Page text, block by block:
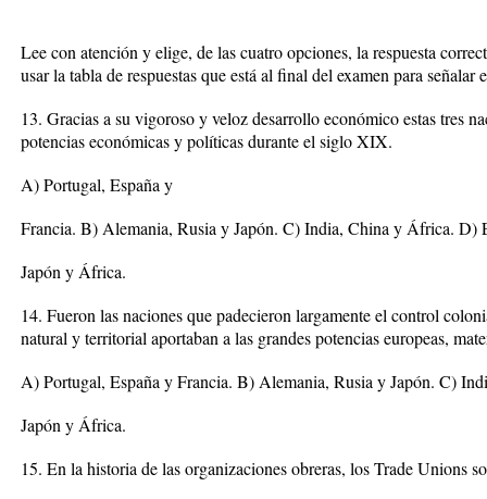
Lee con atención y elige, de las cuatro opciones, la respuesta
usar la tabla de respuestas que está al final del examen para señalar
13. Gracias a su vigoroso y veloz desarrollo económico estas tres
potencias económicas y políticas durante el siglo XIX.
A) Portugal, España y
Francia. B) Alemania, Rusia y Japón. C) India, China y África. D)
Japón y África.
14. Fueron las naciones que padecieron largamente el control
natural y territorial aportaban a las grandes potencias europeas,
A) Portugal, España y Francia. B) Alemania, Rusia y Japón. C)
Japón y África.
15. En la historia de las organizaciones obreras, los Trade Unions